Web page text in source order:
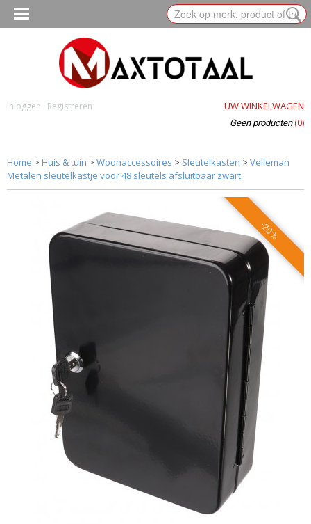
Inloggen Registreren UW WINKELWAGEN
Geen producten (0)
Home > Huis & tuin > Woonaccessoires > Sleutelkasten > Velleman
Metalen sleutelkastje voor 48 sleutels afsluitbaar zwart
-20%